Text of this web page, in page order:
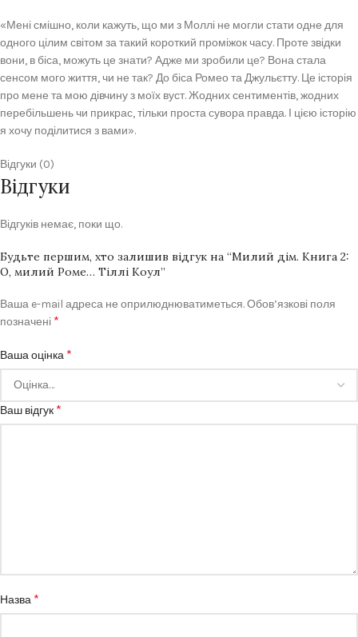
«Мені смішно, коли кажуть, що ми з Моллі не могли стати одне для
одного цілим світом за такий короткий проміжок часу. Проте звідки
вони, в біса, можуть це знати? Адже ми зробили це? Вона стала
сенсом мого життя, чи не так? До біса Ромео та Джульєтту. Це історія
про мене та мою дівчину з моїх вуст. Жодних сентиментів, жодних
перебільшень чи прикрас, тільки проста сувора правда. І цією історію
я хочу поділитися з вами».
Відгуки (0)
Відгуки
Відгуків немає, поки що.
Будьте першим, хто залишив відгук на “Милий дім. Книга 2:
О, милий Роме… Тіллі Коул”
Ваша e-mail адреса не оприлюднюватиметься.Обов’язкові поля
позначені *
Ваша оцінка *
Ваш відгук *
Назва *